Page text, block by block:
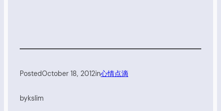
PostedOctober 18, 2012in心情点滴
bykslim